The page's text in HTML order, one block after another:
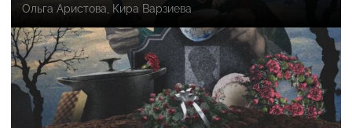
Ольга Аристова Кира Варзиева